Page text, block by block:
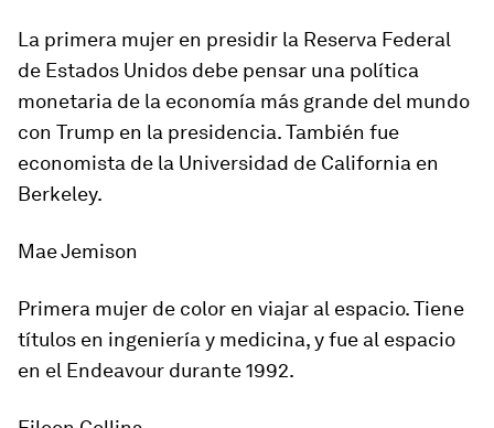
La primera mujer en presidir la Reserva Federal
de Estados Unidos debe pensar una política
monetaria de la economía más grande del mundo
con Trump en la presidencia. También fue
economista de la Universidad de California en
Berkeley.
Mae Jemison
Primera mujer de color en viajar al espacio. Tiene
títulos en ingeniería y medicina, y fue al espacio
en el Endeavour durante 1992.